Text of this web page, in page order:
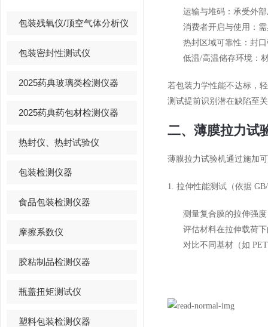
包装残氧仪/顶空气体分析仪
包装密封性测试仪
2025药典玻璃类检测仪器
2025药典药包材检测仪器
热封仪、热封试验仪
包装检测仪器
食品包装检测仪器
摩擦系数仪
胶粘制品检测仪器
瓶盖扭矩测试仪
塑料包装检测仪器
运输与堆码：承受外
消费者开启与使用：
热封区域可靠性：封
低温/高温储存环境：
若包装力学性能不达标，
测试提前识别潜在缺陷至
二、薄膜拉力试
薄膜拉力试验机通过施加
1. 拉伸性能测试（依据
测量复合膜的拉伸强
评估材料在拉伸载荷
对比不同基材（如